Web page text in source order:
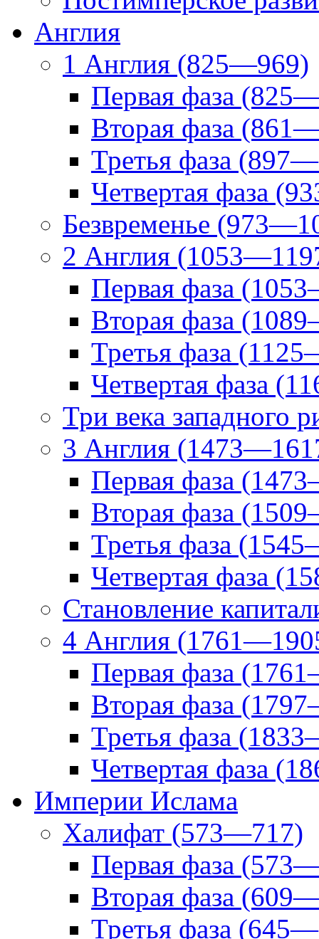
Англия
1 Англия (825—969)
Первая фаза
Вторая фаза
Третья фаза
Четвертая фаза
Безвременье
2 Англия
Первая фаза
Вторая фаза
Третья фаза
Четвертая фаза
Три века западного
3 Англия
Первая фаза
Вторая фаза
Третья фаза
Четвертая фаза
Становление
4 Англия
Первая фаза
Вторая фаза
Третья фаза
Четвертая фаза
Империи Ислама
Халифат (573—717)
Первая фаза
Вторая фаза
Третья фаза